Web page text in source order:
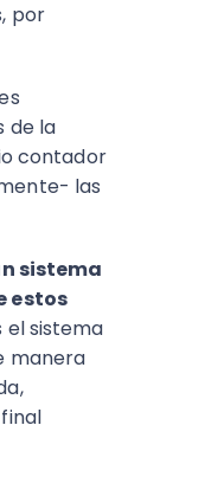
por
de la
contador
las
sistema
estos
el sistema
manera